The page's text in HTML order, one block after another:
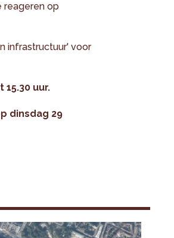
reageren op
infrastructuur' voor
uur.
dinsdag 29